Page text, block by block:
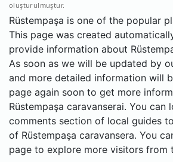
oluşturulmuştur.
Rüstempaşa is one of the popular
This page was created
provide information about
As soon as we will be updated by
and more detailed information will
page again soon to get more
Rüstempaşa caravanserai. You can
comments section of local guides
of Rüstempaşa caravansera. You
page to explore more visitors from